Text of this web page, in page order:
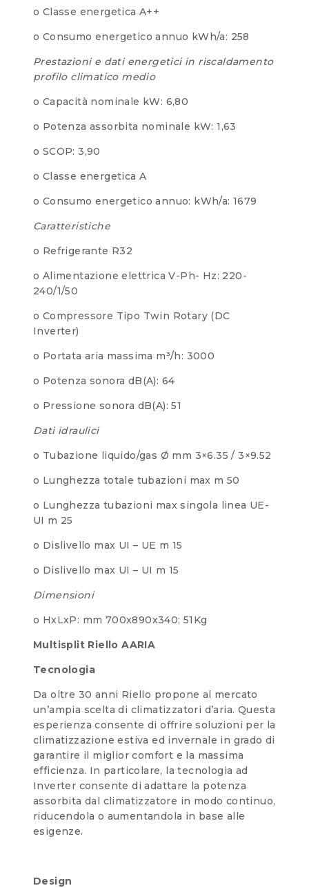
o Classe energetica A++
o Consumo energetico annuo kWh/a: 258
Prestazioni e dati energetici in riscaldamento
profilo climatico medio
o Capacità nominale kW: 6,80
o Potenza assorbita nominale kW: 1,63
o SCOP: 3,90
o Classe energetica A
o Consumo energetico annuo: kWh/a: 1679
Caratteristiche
o Refrigerante R32
o Alimentazione elettrica V-Ph- Hz: 220-
240/1/50
o Compressore Tipo Twin Rotary (DC
Inverter)
o Portata aria massima m³/h: 3000
o Potenza sonora dB(A): 64
o Pressione sonora dB(A): 51
Dati idraulici
o Tubazione liquido/gas Ø mm 3×6.35 / 3×9.52
o Lunghezza totale tubazioni max m 50
o Lunghezza tubazioni max singola linea UE-
UI m 25
o Dislivello max UI – UE m 15
o Dislivello max UI – UI m 15
Dimensioni
o HxLxP: mm 700x890x340; 51Kg
Multisplit Riello AARIA
Tecnologia
Da oltre 30 anni Riello propone al mercato
un’ampia scelta di climatizzatori d’aria. Questa
esperienza consente di offrire soluzioni per la
climatizzazione estiva ed invernale in grado di
garantire il miglior comfort e la massima
efficienza. In particolare, la tecnologia ad
Inverter consente di adattare la potenza
assorbita dal climatizzatore in modo continuo,
riducendola o aumentandola in base alle
esigenze.
Design